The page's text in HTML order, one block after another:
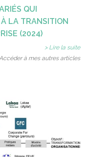
QUI
À LA TRANSITION
(2024)
> Lire la suite
à mes autres articles